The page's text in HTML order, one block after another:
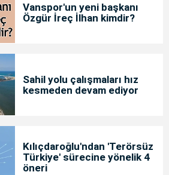
Vanspor'un yeni başkanı
Özgür İreç İlhan kimdir?
Sahil yolu çalışmaları hız
kesmeden devam ediyor
Kılıçdaroğlu'ndan 'Terörsüz
Türkiye' sürecine yönelik 4
öneri